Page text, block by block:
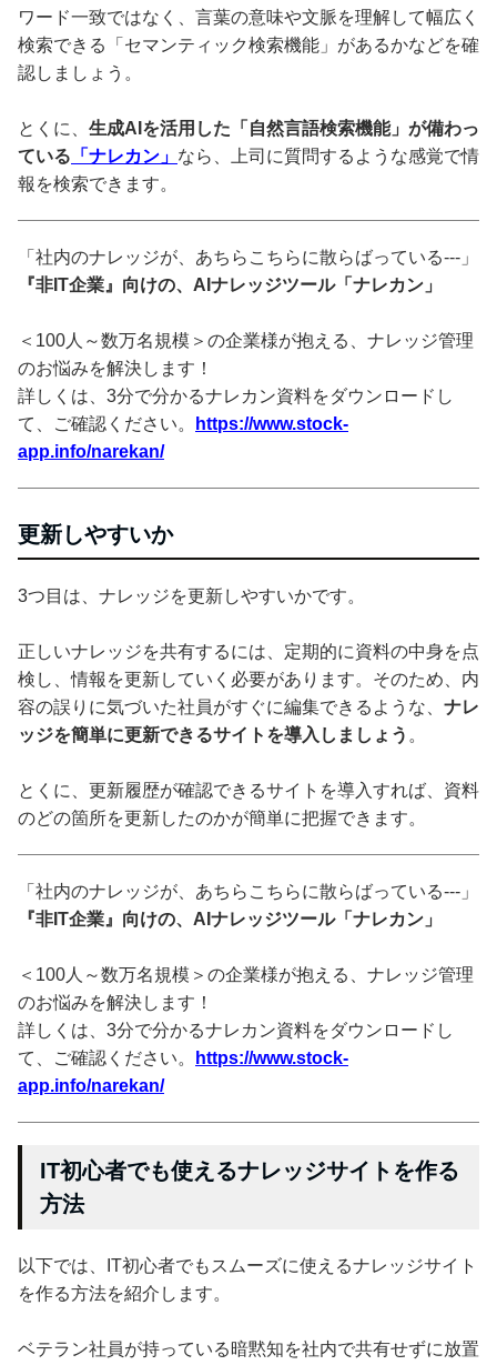
ワード一致ではなく、言葉の意味や文脈を理解して幅広く
検索できる「セマンティック検索機能」があるかなどを確
認しましょう。
とくに、 生成AIを活用した「自然言語検索機能」が備わっ
ている 「ナレカン」 なら、上司に質問するような感覚で情
報を検索できます。
「社内のナレッジが、あちらこちらに散らばっている---」
『非IT企業』向けの、AIナレッジツール「ナレカン」
＜100人～数万名規模＞の企業様が抱える、ナレッジ管理
のお悩みを解決します！
詳しくは、3分で分かるナレカン資料をダウンロードし
て、ご確認ください。
https://www.stock-
app.info/narekan/
更新しやすいか
3つ目は、ナレッジを更新しやすいかです。
正しいナレッジを共有するには、定期的に資料の中身を点
検し、情報を更新していく必要があります。そのため、内
容の誤りに気づいた社員がすぐに編集できるような、 ナレ
ッジを簡単に更新できるサイトを導入しましょう 。
とくに、更新履歴が確認できるサイトを導入すれば、資料
のどの箇所を更新したのかが簡単に把握できます。
「社内のナレッジが、あちらこちらに散らばっている---」
『非IT企業』向けの、AIナレッジツール「ナレカン」
＜100人～数万名規模＞の企業様が抱える、ナレッジ管理
のお悩みを解決します！
詳しくは、3分で分かるナレカン資料をダウンロードし
て、ご確認ください。
https://www.stock-
app.info/narekan/
IT初心者でも使えるナレッジサイトを作る
方法
以下では、IT初心者でもスムーズに使えるナレッジサイト
を作る方法を紹介します。
ベテラン社員が持っている暗黙知を社内で共有せずに放置